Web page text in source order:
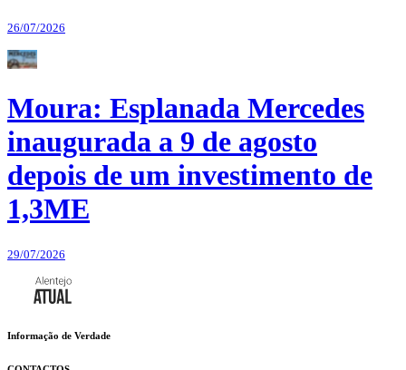
26/07/2026
Moura: Esplanada Mercedes
inaugurada a 9 de agosto
depois de um investimento de
1,3ME
29/07/2026
Informação de Verdade